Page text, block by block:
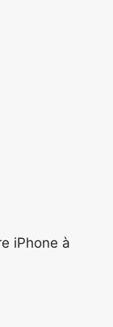
iPhone à